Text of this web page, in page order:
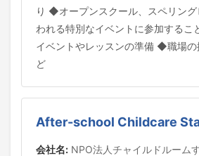
り ◆オープンスクール、スペリン
われる特別なイベントに参加する
イベントやレッスンの準備 ◆職場の
ど
After-school Childcare
会社名: NPO法人チャイルドルーム